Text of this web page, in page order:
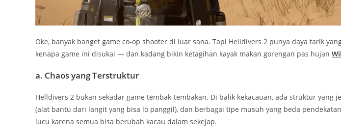
Oke, banyak banget game co-op shooter di luar sana. Tapi Helldivers 2 punya daya tarik
kenapa game ini disukai — dan kadang bikin ketagihan kayak makan gorengan pas hujan
a. Chaos yang Terstruktur
Helldivers 2 bukan sekadar game tembak-tembakan. Di balik kekacauan, ada struktur yang
(alat bantu dari langit yang bisa lo panggil), dan berbagai tipe musuh yang beda
lucu karena semua bisa berubah kacau dalam sekejap.